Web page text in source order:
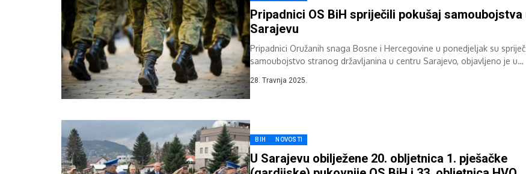
Pripadnici OS BiH spriječili pokušaj samoubojstva
Sarajevu
Pripadnici Oružanih snaga Bosne i Hercegovine u ponedjeljak su
samoubojstvo stranog državljanina u centru Sarajevo, objavljeno je u
28. Travnja 2025.
BIH NOVOSTI
U Sarajevu obilježene 20. obljetnica 1. pješačke